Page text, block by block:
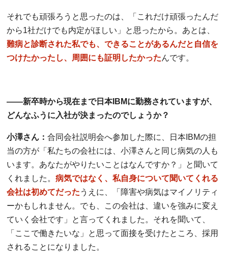
それでも頑張ろうと思ったのは、「これだけ頑張ったんだ
から1社だけでも内定がほしい」と思ったから。あとは、
難病と診断された私でも、できることがあるんだと自信を
つけたかったし、周囲にも証明したかったんです。
――新卒時から現在まで日本IBMに勤務されていますが、
どんなふうに入社が決まったのでしょうか？
小澤さん： 合同会社説明会へ参加した際に、日本IBMの担
当の方が「私たちの会社には、小澤さんと同じ病気の人も
います。あなたがやりたいことはなんですか？」と聞いて
くれました。 病気ではなく、私自身について聞いてくれる
会社は初めてだった うえに、「障害や病気はマイノリティ
ーかもしれません。でも、この会社は、違いを強みに変え
ていく会社です」と言ってくれました。それを聞いて、
「ここで働きたいな」と思って面接を受けたところ、採用
されることになりました。